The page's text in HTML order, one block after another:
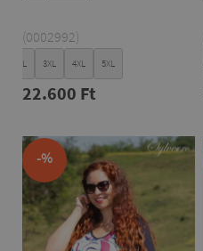
(0002992)
XXL 3XL 4XL
22.600 Ft
-%